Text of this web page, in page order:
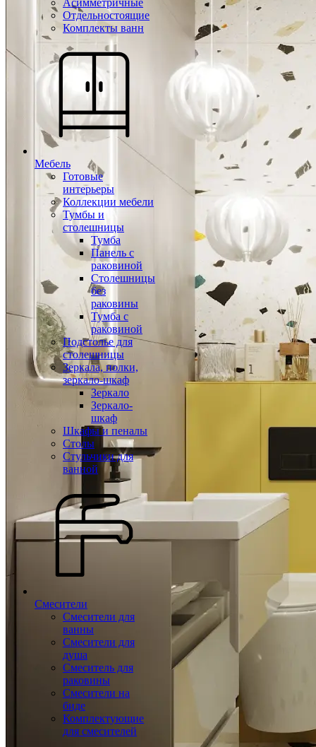
Асимметричные
Отдельностоящие
Комплекты ванн
Мебель
Готовые
интерьеры
Коллекции мебели
Тумбы и
столешницы
Тумба
Панель с
раковиной
Столешницы
без
раковины
Тумба с
раковиной
Подстолье для
столешницы
Зеркала, полки,
зеркало-шкаф
Зеркало
Зеркало-
шкаф
Шкафы и пеналы
Столы
Стульчики для
ванной
Смесители
Смесители для
ванны
Смесители для
душа
Смеситель для
раковины
Смесители на
биде
Комплектующие
для смесителей